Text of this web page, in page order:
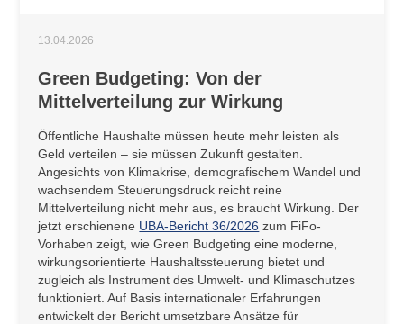
13.04.2026
Green Budgeting: Von der
Mittelverteilung zur Wirkung
Öffentliche Haushalte müssen heute mehr leisten als
Geld verteilen – sie müssen Zukunft gestalten.
Angesichts von Klimakrise, demografischem Wandel und
wachsendem Steuerungsdruck reicht reine
Mittelverteilung nicht mehr aus, es braucht Wirkung. Der
jetzt erschienene UBA-Bericht 36/2026 zum FiFo-
Vorhaben zeigt, wie Green Budgeting eine moderne,
wirkungsorientierte Haushaltssteuerung bietet und
zugleich als Instrument des Umwelt- und Klimaschutzes
funktioniert. Auf Basis internationaler Erfahrungen
entwickelt der Bericht umsetzbare Ansätze für